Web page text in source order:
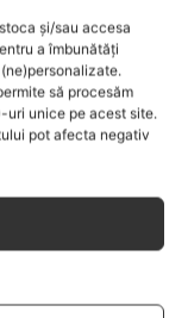
și/sau accesa
a îmbunătăți
să procesăm
uri unice pe acest site.
pot afecta negativ
FAMILIA –
conţine o serie
– este un
ai țării. ÎNVAŢĂ
prevenire a
atât viaţa